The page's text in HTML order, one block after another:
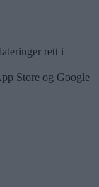
rett i
Store og Google